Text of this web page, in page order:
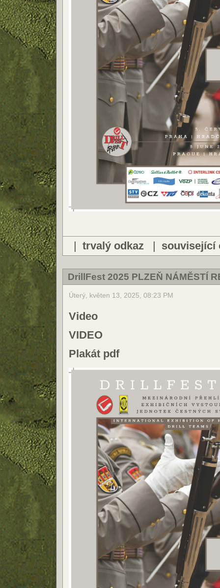
| trvalý odkaz | související
DrillFest 2025 PLZEŇ NÁMĚSTÍ
Úterý, květen 13, 2025, 08:23 PM
Video
VIDEO
Plakát pdf